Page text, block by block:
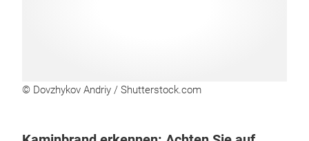
© Dovzhykov Andriy / Shutterstock.com